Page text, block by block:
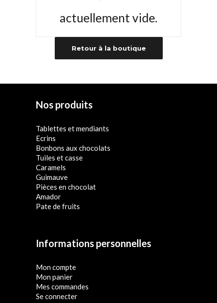
actuellement vide.
Retour à la boutique
Nos produits
Tablettes et mendiants
Ecrins
Bonbons aux chocolats
Tuiles et casse
Caramels
Guimauve
Pièces en chocolat
Amador
Pate de fruits
Informations personnelles
Mon compte
Mon panier
Mes commandes
Se connecter